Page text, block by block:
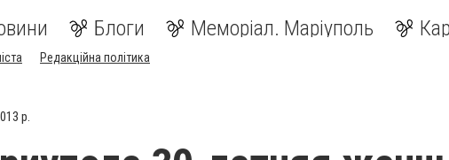
Блоги Меморіал. Маріуполь
Редакційна політика
р.